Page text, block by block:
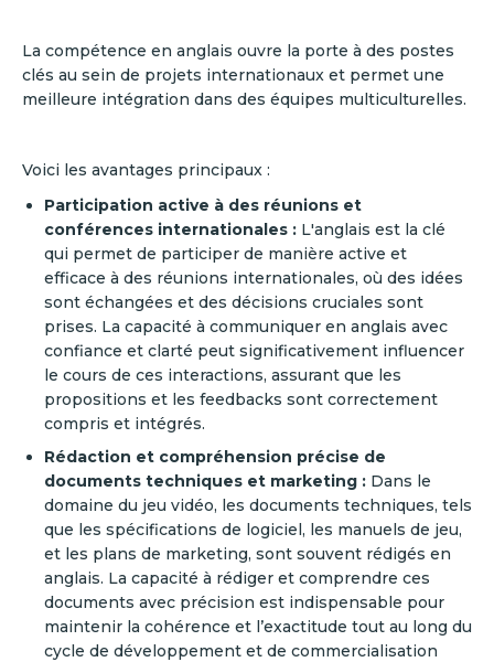
La compétence en anglais ouvre la porte à des postes
clés au sein de projets internationaux et permet une
meilleure intégration dans des équipes multiculturelles.
Voici les avantages principaux :
Participation active à des réunions et
conférences internationales : L'anglais est la clé
qui permet de participer de manière active et
efficace à des réunions internationales, où des idées
sont échangées et des décisions cruciales sont
prises. La capacité à communiquer en anglais avec
confiance et clarté peut significativement influencer
le cours de ces interactions, assurant que les
propositions et les feedbacks sont correctement
compris et intégrés.
Rédaction et compréhension précise de
documents techniques et marketing : Dans le
domaine du jeu vidéo, les documents techniques, tels
que les spécifications de logiciel, les manuels de jeu,
et les plans de marketing, sont souvent rédigés en
anglais. La capacité à rédiger et comprendre ces
documents avec précision est indispensable pour
maintenir la cohérence et l’exactitude tout au long du
cycle de développement et de commercialisation